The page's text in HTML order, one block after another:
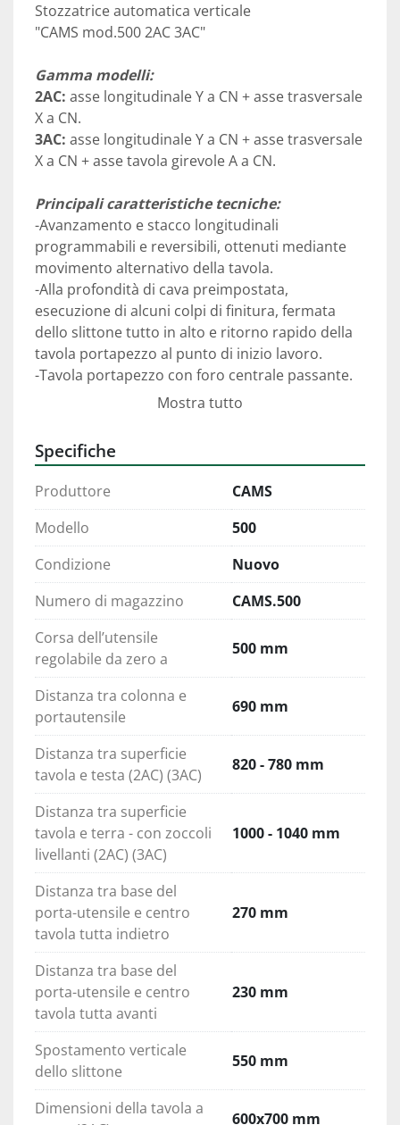
Stozzatrice automatica verticale
"CAMS mod.500 2AC 3AC"
Gamma modelli:
2AC: asse longitudinale Y a CN + asse trasversale
X a CN.
3AC: asse longitudinale Y a CN + asse trasversale
X a CN + asse tavola girevole A a CN.
Principali caratteristiche tecniche:
-Avanzamento e stacco longitudinali
programmabili e reversibili, ottenuti mediante
movimento alternativo della tavola.
-Alla profondità di cava preimpostata,
esecuzione di alcuni colpi di finitura, fermata
dello slittone tutto in alto e ritorno rapido della
tavola portapezzo al punto di inizio lavoro.
-Tavola portapezzo con foro centrale passante.
Testa inclinabile di 20° su entrambi i sensi.
inverter e relativo potenziometro posto sulla
pulsantiera.
-Macchina completa di elettropompa per
depressione per la lubrificazione dello slittone e
del carro.
-In dotazione chiavi di servizio e libretto
d’istruzioni.
-Macchina costruita secondo le vigenti norme
CE.
Mostra tutto
Specifiche
Produttore
CAMS
Modello
500
Condizione
Nuovo
Numero di magazzino
CAMS.500
Corsa dell’utensile
regolabile da zero a
500 mm
Distanza tra colonna e
portautensile
690 mm
Distanza tra superficie
tavola e testa (2AC) (3AC)
820 - 780 mm
Distanza tra superficie
tavola e terra - con zoccoli
livellanti (2AC) (3AC)
1000 - 1040 mm
Distanza tra base del
porta-utensile e centro
tavola tutta indietro
270 mm
Distanza tra base del
porta-utensile e centro
tavola tutta avanti
230 mm
Spostamento verticale
dello slittone
550 mm
Dimensioni della tavola a
600x700 mm